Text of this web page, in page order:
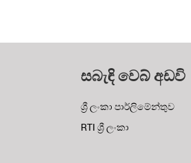
සබැඳි වෙබ් අඩවි
ශ්‍රී ලංකා පාර්ලිමේන්තුව
RTI ශ්‍රී ලංකා